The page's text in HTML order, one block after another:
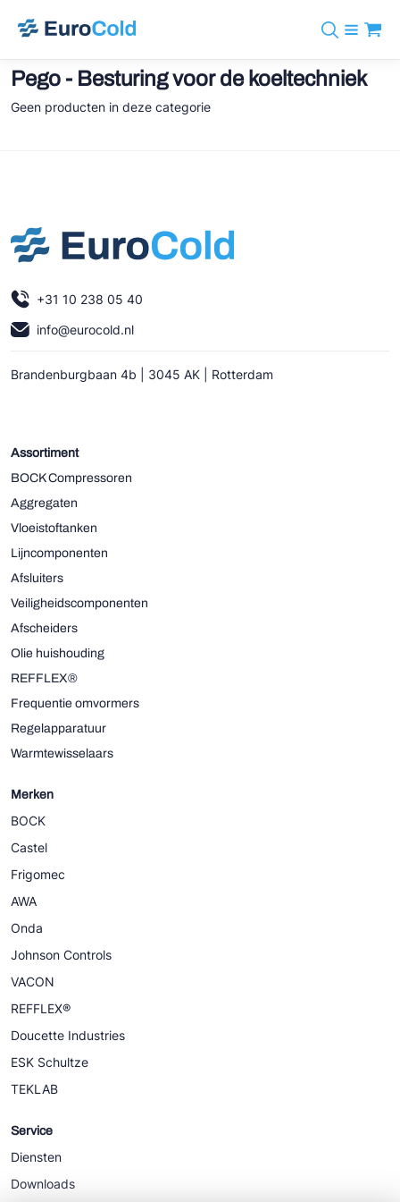
+31 10 238 05 40
info@eurocold.nl
Assortiment
Merken
BOCK
Onda
REFFLEX®
Doucette Industries
ESK Schultze
TEKLAB
Koudemiddelen
Diensten
Pego - Besturing voor de koeltechniek
Geen producten in deze categorie
+31 10 238 05 40
info@eurocold.nl
Brandenburgbaan 4b | 3045 AK | Rotterdam
Assortiment
BOCK Compressoren
Aggregaten
Vloeistoftanken
Lijncomponenten
Afsluiters
Veiligheidscomponenten
Afscheiders
Olie huishouding
REFFLEX®
Frequentie omvormers
Regelapparatuur
Warmtewisselaars
Merken
BOCK
Castel
Frigomec
AWA
Onda
Johnson Controls
VACON
REFFLEX®
Doucette Industries
ESK Schultze
TEKLAB
Service
Diensten
Downloads